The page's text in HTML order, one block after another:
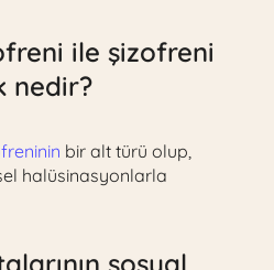
ile şizofreni
nedir?
bir alt türü olup,
halüsinasyonlarla
sosyal